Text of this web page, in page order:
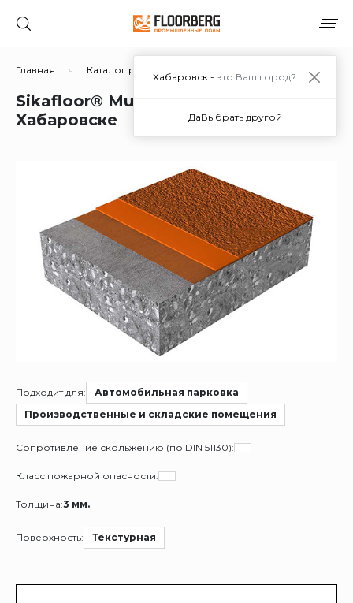
Главная Каталог решений
Sikafloor® MultiFlex PB-32 в
Хабаровске
Подходит для:
Автомобильная парковка
Производственные и складские помещения
Сопротивление скольжению (по DIN 51130):
Класс пожарной опасности:
Толщина:3 мм.
Поверхность: Текстурная
Хабаровск - это Ваш город?
ДаВыбрать другой